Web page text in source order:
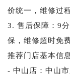
价统一，维修过
3. 售后保障：9
保，维修超时免
推荐门店基本信息
- 中山店：中山